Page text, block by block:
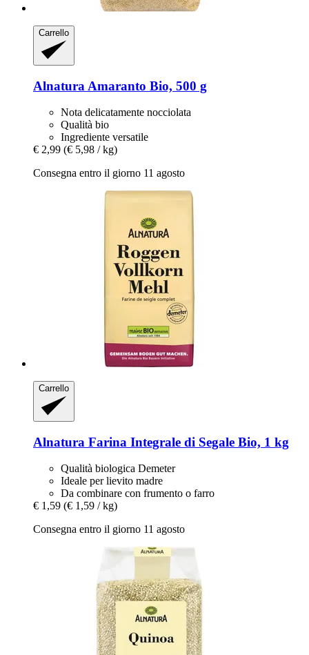
Carrello
Alnatura Amaranto Bio, 500 g
Nota delicatamente nocciolata
Qualità bio
Ingrediente versatile
€ 2,99 (€ 5,98 / kg)
Consegna entro il giorno 11 agosto
Carrello
Alnatura Farina Integrale di Segale Bio, 1 kg
Qualità biologica Demeter
Ideale per lievito madre
Da combinare con frumento o farro
€ 1,59 (€ 1,59 / kg)
Consegna entro il giorno 11 agosto